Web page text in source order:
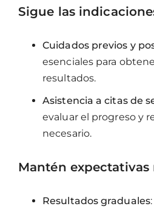
Sigue las
Cuidados previos y
esenciales para
resultados.
Asistencia a citas de
evaluar el progreso y
necesario.
Mantén expectativas
Resultados graduales